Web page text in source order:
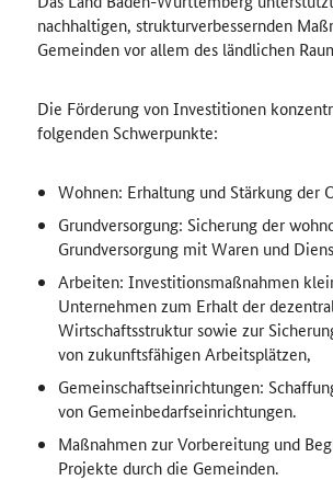
nachhaltigen, strukturverbessernden
Gemeinden vor allem des ländlichen
Die Förderung von Investitionen
folgenden Schwerpunkte:
Wohnen: Erhaltung und Stärkung der
Grundversorgung: Sicherung der
Grundversorgung mit Waren und
Arbeiten: Investitionsmaßnahmen
Unternehmen zum Erhalt der
Wirtschaftsstruktur sowie zur
von zukunftsfähigen Arbeitsplätzen,
Gemeinschaftseinrichtungen:
von Gemeinbedarfseinrichtungen.
Maßnahmen zur Vorbereitung und
Projekte durch die Gemeinden.